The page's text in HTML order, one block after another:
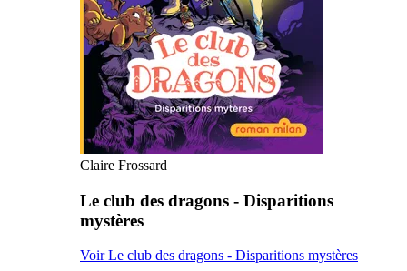
Claire Frossard
Le club des dragons - Disparitions
mystères
Voir Le club des dragons - Disparitions mystères